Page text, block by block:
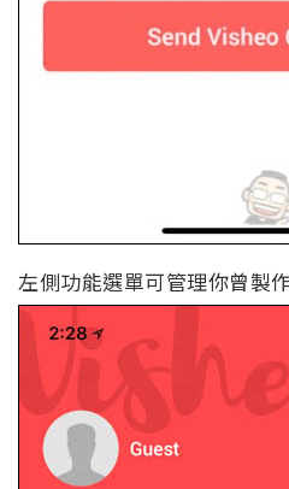
左側功能選單可管理你曾製